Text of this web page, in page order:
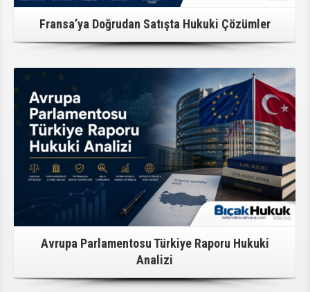
Fransa’ya Doğrudan Satışta Hukuki Çözümler
Detaylı Bilgi
Avrupa Parlamentosu Türkiye Raporu Hukuki
Analizi